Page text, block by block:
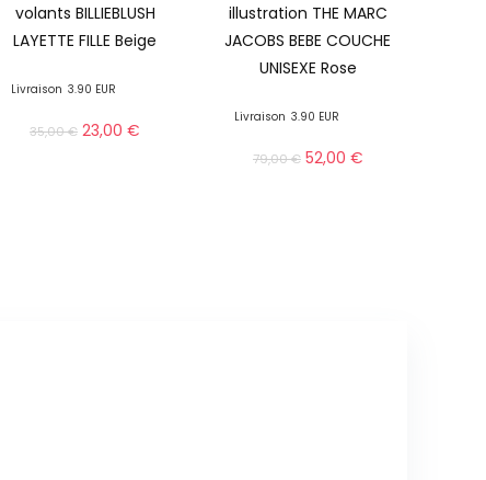
volants BILLIEBLUSH
LAYETTE FILLE Beige
Livraison 3.90 EUR
35,00€ 23,00€
illustration THE MARC
JACOBS BEBE COUCHE
UNISEXE Rose
Livraison 3.90 EUR
79,00€ 52,00 €